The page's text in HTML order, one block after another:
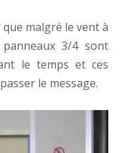
malgré le vent à
3/4 sont
le temps et ces
le message.